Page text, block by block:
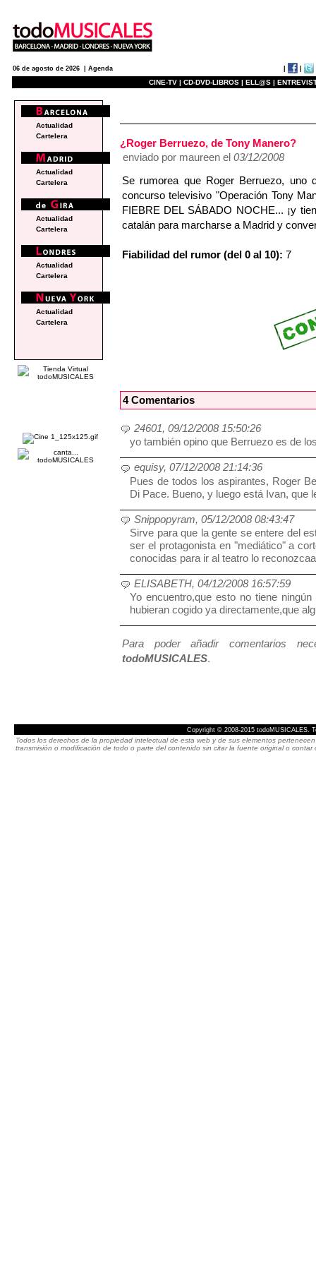
06 de agosto de 2026 | Agenda
CINE-TV | CD-DVD-LIBROS | ELL@S |
¿Roger Berruezo, de Tony Manero?
enviado por maureen el 03/12/2008
Se rumorea que Roger Berruezo, uno
concurso televisivo "Operación Tony
FIEBRE DEL SÁBADO NOCHE... ¡y
catalán para marcharse a Madrid y
Fiabilidad del rumor (del 0 al 10): 7
4 Comentarios
24601, 09/12/2008 15:50:26
yo también opino que Berruezo es de
equisy, 07/12/2008 21:14:36
Pues de todos los aspirantes, Roger
Di Pace. Bueno, y luego está Ivan, que
Snippopyram, 05/12/2008 08:43:47
Sirve para que la gente se entere del
ser el protagonista en "mediático" a
conocidas para ir al teatro lo
ELISABETH, 04/12/2008 16:57:59
Yo encuentro,que esto no tiene
hubieran cogido ya directamente,que
Para poder añadir comentarios
todoMUSICALES.
Actualidad
Cartelera
Actualidad
Cartelera
Actualidad
Cartelera
Actualidad
Cartelera
Actualidad
Cartelera
Copyright © 2008-2015 todoMUSICALES.
Todos los derechos de la propiedad intelectual de esta web y de sus elementos
transmisión o modificación de todo o parte del contenido sin citar la fuente original o